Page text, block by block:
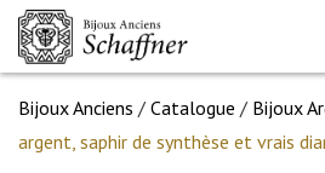
Bijoux Anciens / Catalogue / Bijoux
argent, saphir de synthèse et vrais